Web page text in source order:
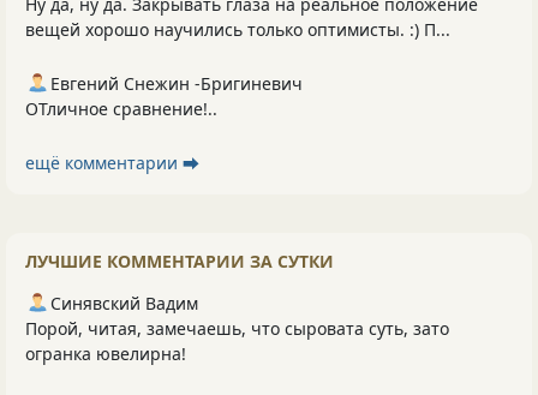
вещей хорошо научились только оптимисты. :) П...
Евгений Снежин -Бригиневич
ОТличное сравнение!..
ещё комментарии ⮕
ЛУЧШИЕ КОММЕНТАРИИ ЗА СУТКИ
Синявский Вадим
Порой, читая, замечаешь, что сыровата суть, зато
огранка ювелирна!